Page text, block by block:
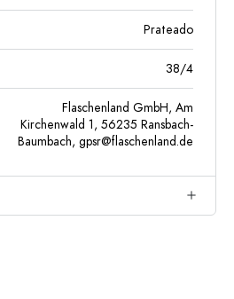
Prateado
38/4
Flaschenland GmbH, Am
Kirchenwald 1, 56235 Ransbach-
Baumbach, gpsr@flaschenland.de